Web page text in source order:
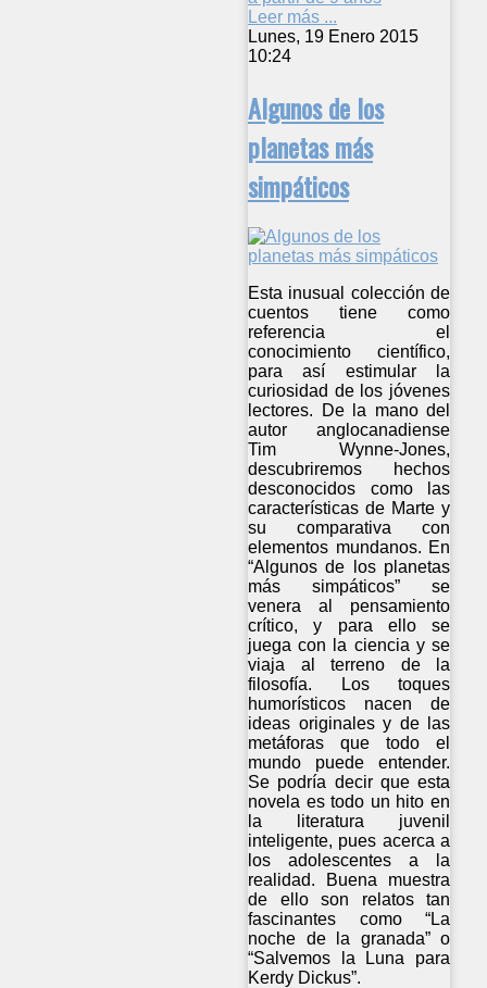
Leer más ...
Lunes, 19 Enero 2015
10:24
Algunos de los
planetas más
simpáticos
Esta inusual colección de
cuentos tiene como
referencia el
conocimiento científico,
para así estimular la
curiosidad de los jóvenes
lectores. De la mano del
autor anglocanadiense
Tim Wynne-Jones,
descubriremos hechos
desconocidos como las
características de Marte y
su comparativa con
elementos mundanos. En
“Algunos de los planetas
más simpáticos” se
venera al pensamiento
crítico, y para ello se
juega con la ciencia y se
viaja al terreno de la
filosofía. Los toques
humorísticos nacen de
ideas originales y de las
metáforas que todo el
mundo puede entender.
Se podría decir que esta
novela es todo un hito en
la literatura juvenil
inteligente, pues acerca a
los adolescentes a la
realidad. Buena muestra
de ello son relatos tan
fascinantes como “La
noche de la granada” o
“Salvemos la Luna para
Kerdy Dickus”.